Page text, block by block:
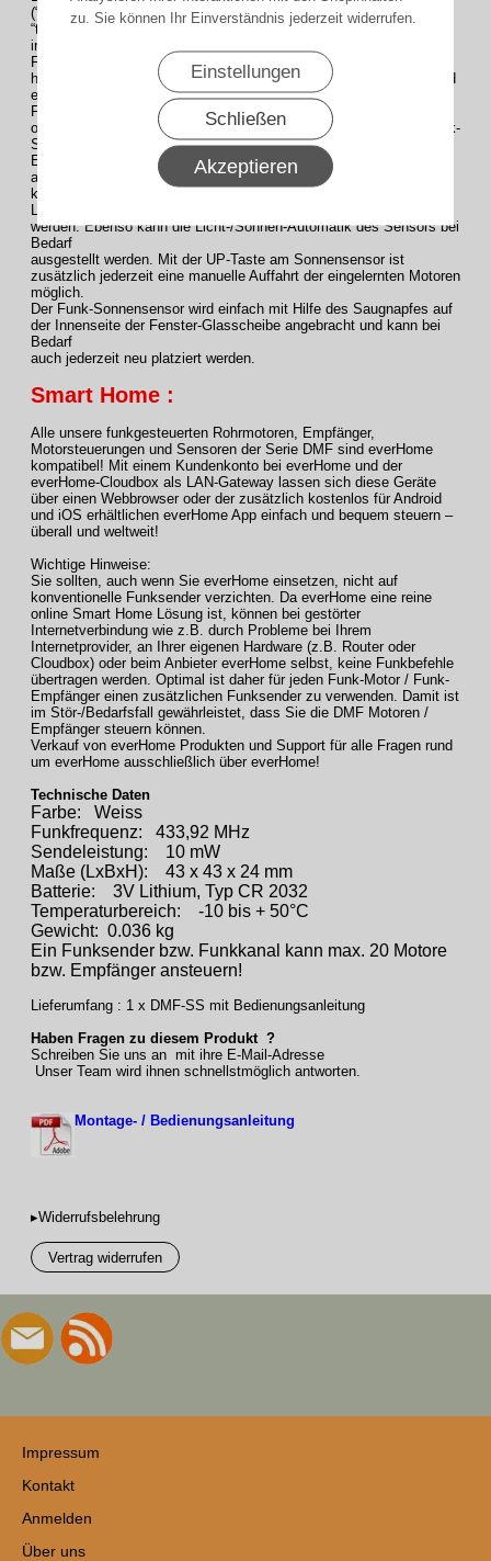
zu. Sie können Ihr Einverständnis jederzeit widerrufen.
Einstellungen
Schließen
Akzeptieren
(“Rollladen” oder
“textiler Innenbehang“ oder „Komplett schließen“) Rollläden oder
innenliegende textile Sonnenschutzbehänge automatisiert per
Funkbefehl
helligkeitsabhängig gesteuert werden. Der Funk-Sonnensensor wird
einfach wie ein normaler Funk-Handsender zusätzlich in einen
Funkmotor
oder externen Funk-Empfänger der Serie DMF eingelernt. Der Funk-
Sonnensensor kann bei Bedarf auch in mehrere Motoren bzw.
Empfänger
als Gruppensteuerung eingelernt werden. Die Lichtempfindlichkeit
kann direkt am Funk-Sonnensensor mit Hilfe der vier
Lichtempfindlichkeitsstufen eingestellt und jederzeit geändert
werden. Ebenso kann die Licht-/Sonnen-Automatik des Sensors bei
Bedarf
ausgestellt werden. Mit der UP-Taste am Sonnensensor ist
zusätzlich jederzeit eine manuelle Auffahrt der eingelernten Motoren
möglich.
Der Funk-Sonnensensor wird einfach mit Hilfe des Saugnapfes auf
der Innenseite der Fenster-Glasscheibe angebracht und kann bei
Bedarf
auch jederzeit neu platziert werden.
Smart Home :
Alle unsere funkgesteuerten Rohrmotoren, Empfänger,
Motorsteuerungen und Sensoren der Serie DMF sind everHome
kompatibel! Mit einem Kundenkonto bei everHome und der
everHome-Cloudbox als LAN-Gateway lassen sich diese Geräte
über einen Webbrowser oder der zusätzlich kostenlos für Android
und iOS erhältlichen everHome App einfach und bequem steuern –
überall und weltweit!
Wichtige Hinweise:
Sie sollten, auch wenn Sie everHome einsetzen, nicht auf
konventionelle Funksender verzichten. Da everHome eine reine
online Smart Home Lösung ist, können bei gestörter
Internetverbindung wie z.B. durch Probleme bei Ihrem
Internetprovider, an Ihrer eigenen Hardware (z.B. Router oder
Cloudbox) oder beim Anbieter everHome selbst, keine Funkbefehle
übertragen werden. Optimal ist daher für jeden Funk-Motor / Funk-
Empfänger einen zusätzlichen Funksender zu verwenden. Damit ist
im Stör-/Bedarfsfall gewährleistet, dass Sie die DMF Motoren /
Empfänger steuern können.
Verkauf von everHome Produkten und Support für alle Fragen rund
um everHome ausschließlich über everHome!
Technische Daten
Farbe: Weiss
Funkfrequenz: 433,92 MHz
Sendeleistung: 10 mW
Maße (LxBxH): 43 x 43 x 24 mm
Batterie: 3V Lithium, Typ CR 2032
Temperaturbereich: -10 bis + 50°C
Gewicht: 0.036 kg
Ein Funksender bzw. Funkkanal kann max. 20 Motore
bzw. Empfänger ansteuern!
Lieferumfang : 1 x DMF-SS mit Bedienungsanleitung
Haben Fragen zu diesem Produkt ?
Schreiben Sie uns an mit ihre E-Mail-Adresse
Unser Team wird ihnen schnellstmöglich antworten.
Montage- / Bedienungsanleitung
▸Widerrufsbelehrung
Vertrag widerrufen
Impressum
Kontakt
Anmelden
Über uns